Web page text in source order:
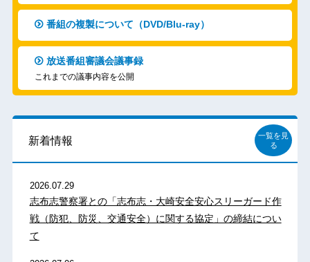
番組の複製について（DVD/Blu-ray）
放送番組審議会議事録
これまでの議事内容を公開
新着情報
一覧を見
る
2026.07.29
志布志警察署との「志布志・大崎安全安心スリーガード作
戦（防犯、防災、交通安全）に関する協定」の締結につい
て